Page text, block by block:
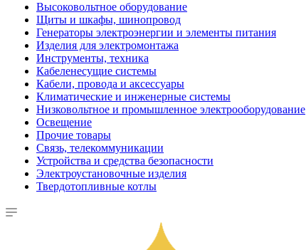
Высоковольтное оборудование
Щиты и шкафы, шинопровод
Генераторы электроэнергии и элементы питания
Изделия для электромонтажа
Инструменты, техника
Кабеленесущие системы
Кабели, провода и аксессуары
Климатические и инженерные системы
Низковольтное и промышленное электрооборудование
Освещение
Прочие товары
Связь, телекоммуникации
Устройства и средства безопасности
Электроустановочные изделия
Твердотопливные котлы